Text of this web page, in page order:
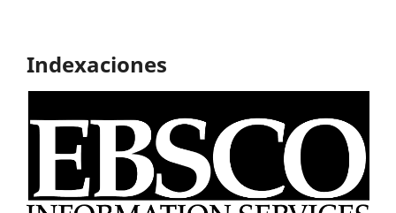
Indexaciones